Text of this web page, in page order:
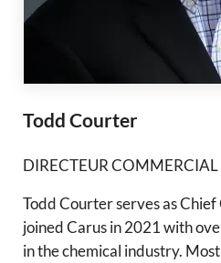
Todd Courter
DIRECTEUR COMMERCIAL
Todd Courter serves as
joined Carus in 2021 with
in the chemical industry.